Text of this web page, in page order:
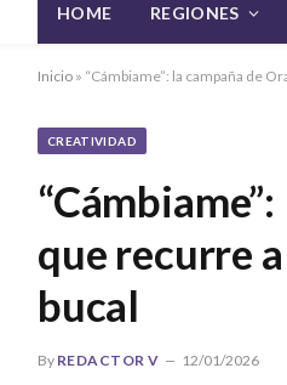
HOME REGIONES
Inicio » “Cámbiame”: la campaña de
CREATIVIDAD
que recurre
bucal
By REDACTOR V 12/01/2026